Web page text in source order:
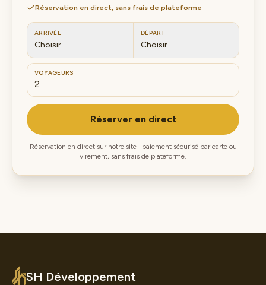
Réservation en direct, sans frais de plateforme
ARRIVÉE
Choisir
DÉPART
Choisir
VOYAGEURS
Réserver en direct
Réservation en direct sur notre site · paiement sécurisé par carte ou
virement, sans frais de plateforme.
SH Développement